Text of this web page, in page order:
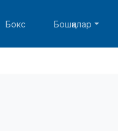
Бокс Бошқалар